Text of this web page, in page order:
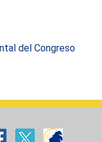
del Congreso